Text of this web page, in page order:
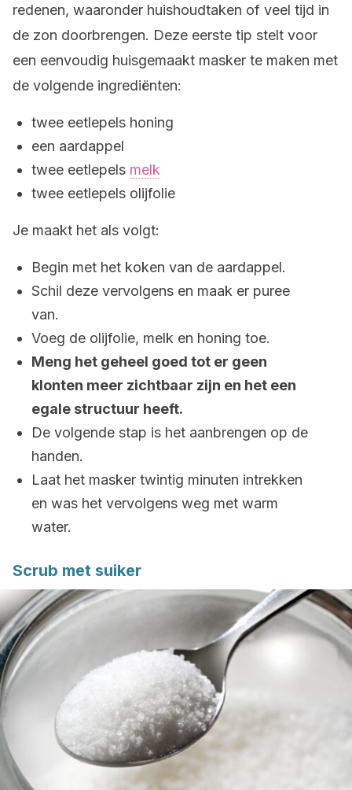
redenen, waaronder huishoudtaken of veel tijd in
de zon doorbrengen. Deze eerste tip stelt voor
een eenvoudig huisgemaakt masker te maken met
de volgende ingrediënten:
twee eetlepels honing
een aardappel
twee eetlepels melk
twee eetlepels olijfolie
Je maakt het als volgt:
Begin met het koken van de aardappel.
Schil deze vervolgens en maak er puree
van.
Voeg de olijfolie, melk en honing toe.
Meng het geheel goed tot er geen
klonten meer zichtbaar zijn en het een
egale structuur heeft.
De volgende stap is het aanbrengen op de
handen.
Laat het masker twintig minuten intrekken
en was het vervolgens weg met warm
water.
Scrub met suiker